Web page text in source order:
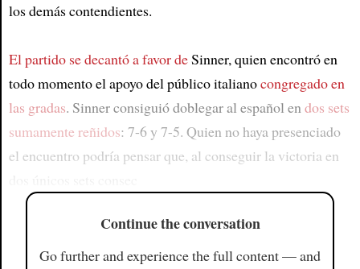
los demás contendientes.
El partido se decantó a favor deSinner, quien encontró en
todo momento el apoyo del público italianocongregado en
las gradas. Sinner consiguió doblegar al español endos sets
sumamente reñidos: 7-6 y 7-5. Quien no haya presenciado
el encuentro podría pensar que, al conseguir la victoria en
Continue the conversation
Go further and experience the full content — and